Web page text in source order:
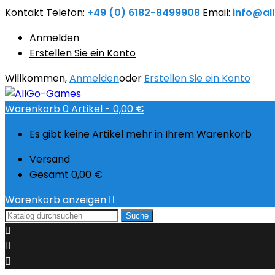
Kontakt Telefon: +49 (0) 6182-8499908 Email:
Anmelden
Erstellen Sie ein Konto
Willkommen,Anmeldenoder Erstellen Sie ein Konto
Warenkorb0Artikel - 0,00 €
Es gibt keine Artikel mehr in Ihrem Warenkorb
Versand
Gesamt 0,00 €
Warenkorb anzeigen 
Suche


